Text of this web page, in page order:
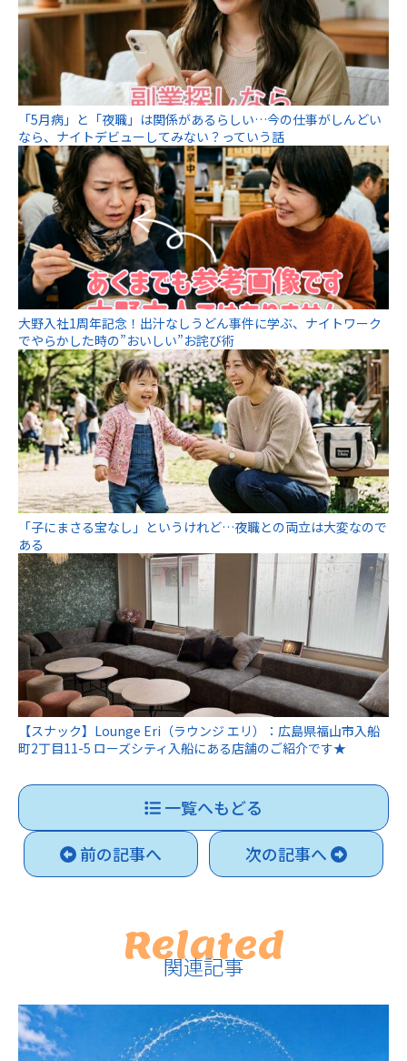
「5月病」と「夜職」は関係があるらしい…今の仕事がしんどい
なら、ナイトデビューしてみない？っていう話
大野入社1周年記念！出汁なしうどん事件に学ぶ、ナイトワーク
でやらかした時の”おいしい”お詫び術
「子にまさる宝なし」というけれど…夜職との両立は大変なので
ある
【スナック】Lounge Eri（ラウンジ エリ）：広島県福山市入船
町2丁目11-5 ローズシティ入船にある店舗のご紹介です★
一覧へもどる
前の記事へ
次の記事へ
Related
関連記事